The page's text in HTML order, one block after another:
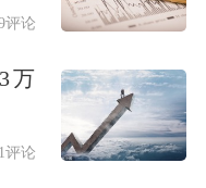
财险公司合计
元，较年初增
投资余额中的
公司和财险公
评论
万
评论